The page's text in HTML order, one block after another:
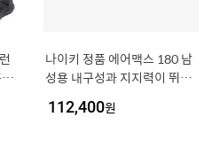
나이키 정품 에어맥스 180 남
성용 내구성과 지지력이 뛰어
112,400원